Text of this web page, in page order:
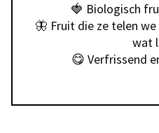
🍓 Biologisch
🦋 Fruit die ze telen
wat
😋 Verfrissend